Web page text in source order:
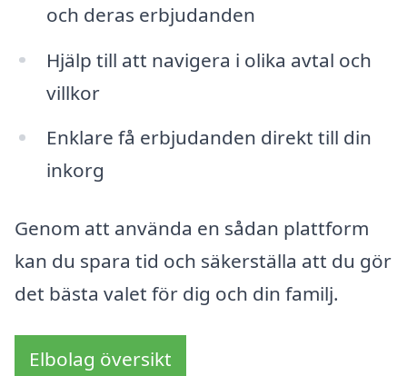
och deras erbjudanden
Hjälp till att navigera i olika avtal och
villkor
Enklare få erbjudanden direkt till din
inkorg
Genom att använda en sådan plattform
kan du spara tid och säkerställa att du gör
det bästa valet för dig och din familj.
Elbolag översikt